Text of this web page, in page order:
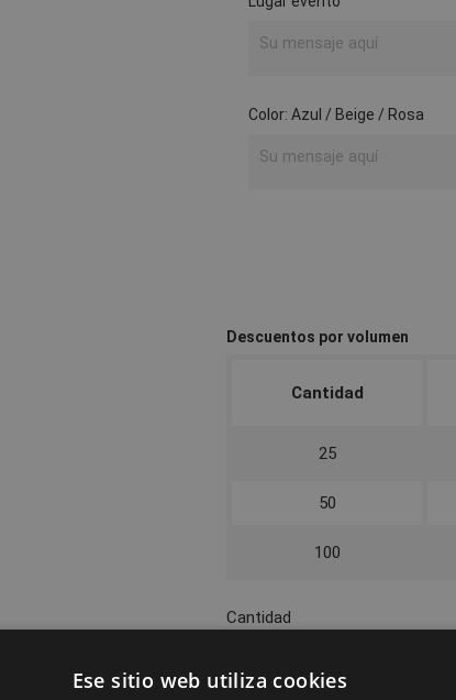
Color: Azul / Beige / Rosa
Descuentos por volumen
Cantidad
25
50
100
Cantidad
Ese sitio web utiliza cookies